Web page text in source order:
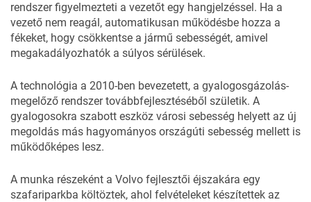
rendszer figyelmezteti a vezetőt egy hangjelzéssel. Ha a
vezető nem reagál, automatikusan működésbe hozza a
fékeket, hogy csökkentse a jármű sebességét, amivel
megakadályozhatók a súlyos sérülések.
A technológia a 2010-ben bevezetett, a gyalogosgázolás-
megelőző rendszer továbbfejlesztéséből születik. A
gyalogosokra szabott eszköz városi sebesség helyett az új
megoldás más hagyományos országúti sebesség mellett is
működőképes lesz.
A munka részeként a Volvo fejlesztői éjszakára egy
szafariparkba költöztek, ahol felvételeket készítettek az